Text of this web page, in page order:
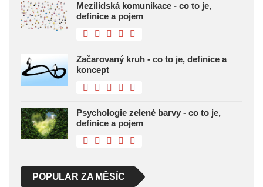
Mezilidská komunikace - co to je,
definice a pojem
Začarovaný kruh - co to je, definice a
koncept
Psychologie zelené barvy - co to je,
definice a pojem
POPULAR ZA MĚSÍC